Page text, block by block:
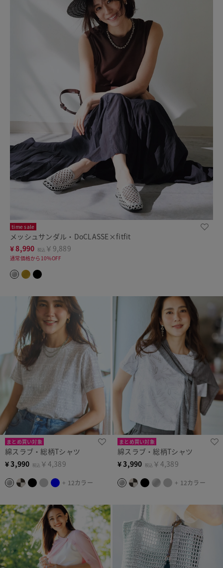
time sale
メッシュサンダル・DoCLASSE×fitfit
¥8,990 税込 ￥9,889
通常価格から10%OFF
まとめ買い対象
綿スラブ・総柄Tシャツ
¥3,990 税込 ￥4,389
+ 12カラー
まとめ買い対象
綿スラブ・総柄Tシャツ
¥3,990 税込 ￥4,389
+ 12カラー